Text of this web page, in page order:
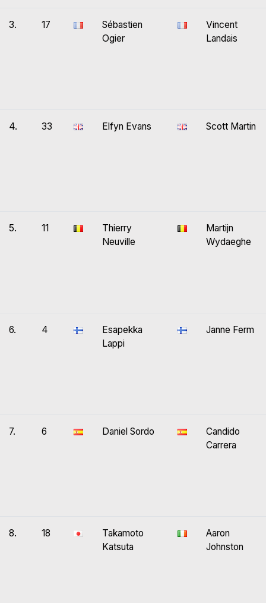
3. 17
Sébastien
Ogier
Vincent
Landais
4. 33 Elfyn Evans Scott Martin
5. 11
Thierry
Neuville
Martijn
Wydaeghe
6. 4
Esapekka
Lappi
Janne Ferm
7. 6 Daniel Sordo
Candido
Carrera
8. 18
Takamoto
Katsuta
Aaron
Johnston